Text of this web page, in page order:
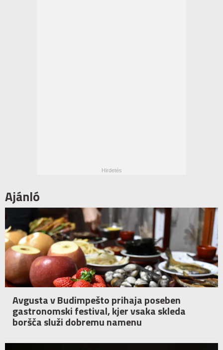
Ajánló
Avgusta v Budimpešto prihaja poseben
gastronomski festival, kjer vsaka skleda
boršča služi dobremu namenu